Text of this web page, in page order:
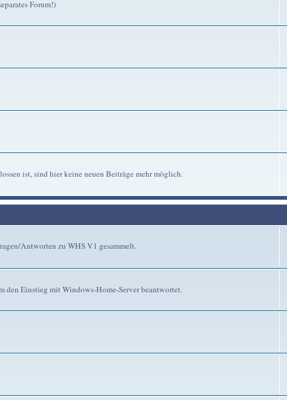
Forum!)
ist, sind hier keine neuen Beiträge mehr möglich.
Antworten zu WHS V1 gesammelt.
den Einstieg mit Windows-Home-Server beantwortet.